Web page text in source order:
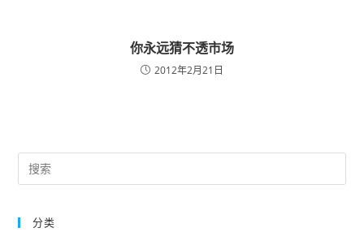
你永远猜不透市场
2012年2月21日
分类